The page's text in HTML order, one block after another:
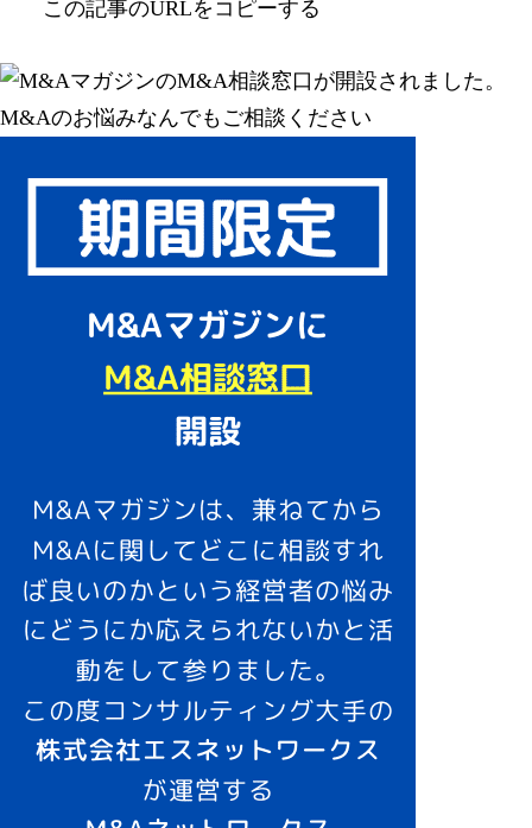
この記事のURLをコピーする